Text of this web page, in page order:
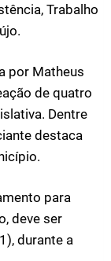
Trabalho
por Matheus
de quatro
Dentre
destaca
para
deve ser
durante a